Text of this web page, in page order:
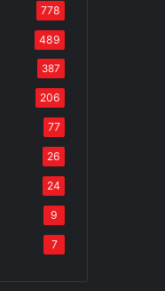
778
489
387
206
77
26
24
9
7